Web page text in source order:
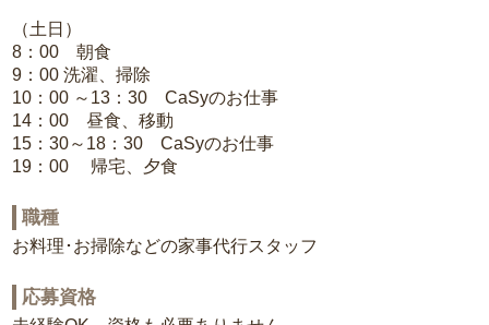
（土日）
8：00 朝食
9：00 洗濯、掃除
10：00 ～13：30 CaSyのお仕事
14：00 昼食、移動
15：30～18：30 CaSyのお仕事
19：00 帰宅、夕食
職種
お料理･お掃除などの家事代行スタッフ
応募資格